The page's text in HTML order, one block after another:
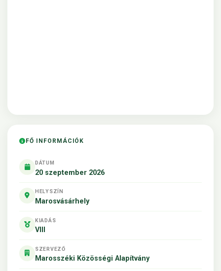
FŐ INFORMÁCIÓK
DÁTUM
20 szeptember 2026
HELYSZÍN
Marosvásárhely
KIADÁS
VIII
SZERVEZŐ
Marosszéki Közösségi Alapítvány